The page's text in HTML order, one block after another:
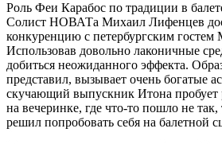
Роль Феи Карабос по традиции в
Солист НОВАТа Михаил Лифенцев
конкуренцию с петербургским
Использовав довольно лаконичные
добиться неожиданного эффекта.
представил, вызывает очень богатые
скучающий выпускник Итона пробует
на вечеринке, где что-то пошло не
решил попробовать себя на балетной